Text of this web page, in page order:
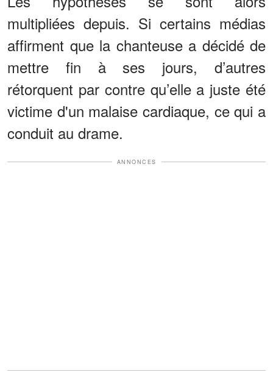
multipliées depuis. Si certains médias
affirment que la chanteuse a décidé de
mettre fin à ses jours, d’autres
rétorquent par contre qu’elle a juste été
victime d'un malaise cardiaque, ce qui a
conduit au drame.
ANNONCES